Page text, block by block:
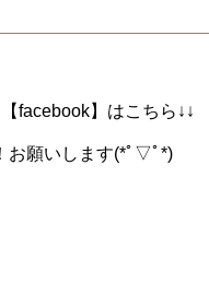
facebook】はこちら↓↓
お願いします(*ﾟ▽ﾟ*)